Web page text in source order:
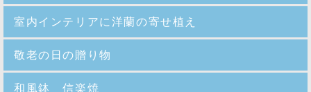
室内インテリアに洋蘭の寄せ植え
敬老の日の贈り物
和風鉢 信楽焼